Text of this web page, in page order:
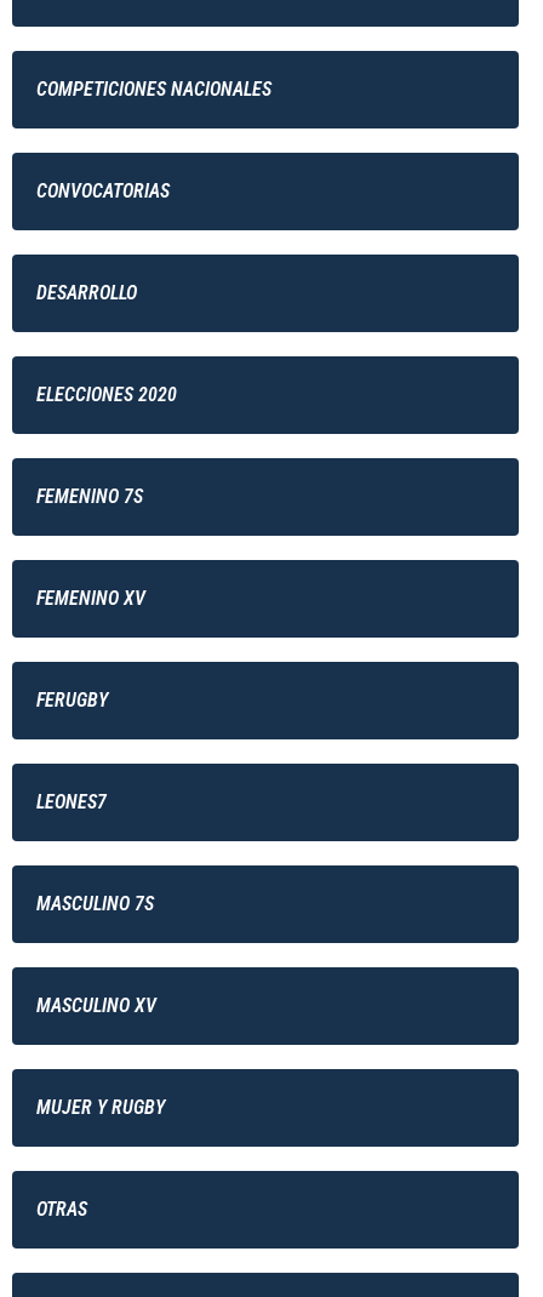
COMPETICIONES NACIONALES
CONVOCATORIAS
DESARROLLO
ELECCIONES 2020
FEMENINO 7S
FEMENINO XV
FERUGBY
LEONES7
MASCULINO 7S
MASCULINO XV
MUJER Y RUGBY
OTRAS